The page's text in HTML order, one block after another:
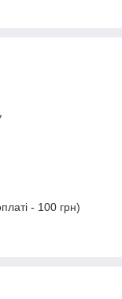
- 100 грн)